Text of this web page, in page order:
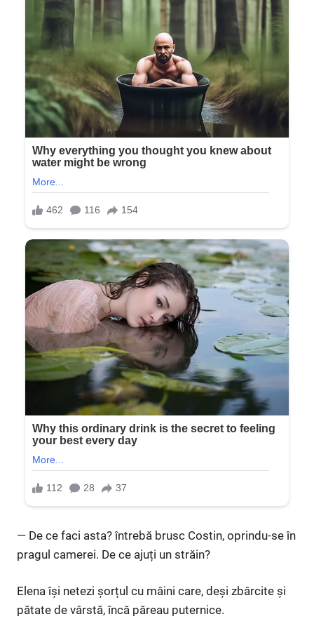
— De ce faci asta? întrebă brusc Costin, oprindu-se în
pragul camerei. De ce ajuți un străin?
Elena își netezi șorțul cu mâini care, deși zbârcite și
pătate de vârstă, încă păreau puternice.